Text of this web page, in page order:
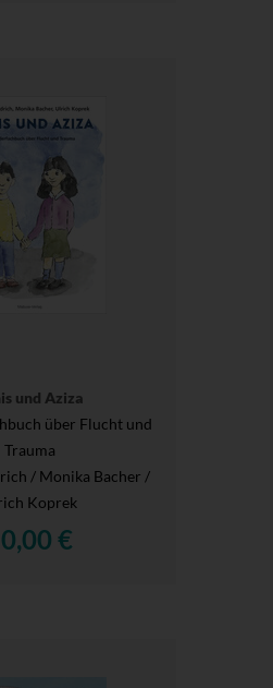
und Aziza
über Flucht und
Trauma
/ Monika Bacher /
Koprek
€